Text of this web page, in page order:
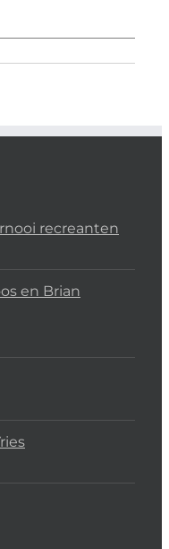
recreanten
en Brian